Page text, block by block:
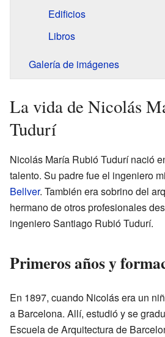
Edificios
Libros
Galería de imágenes
La vida de Nicolás
Tudurí
Nicolás María Rubió Tudurí nació
talento. Su padre fue el ingeniero
Bellver. También era sobrino del
hermano de otros profesionales
ingeniero Santiago Rubió Tudurí.
Primeros años y
En 1897, cuando Nicolás era un
a Barcelona. Allí, estudió y se
Escuela de Arquitectura de